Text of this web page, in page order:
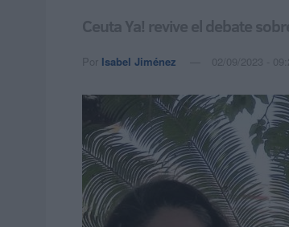
Ceuta Ya! revive el debate
Por Isabel Jiménez 02/09/2023 -